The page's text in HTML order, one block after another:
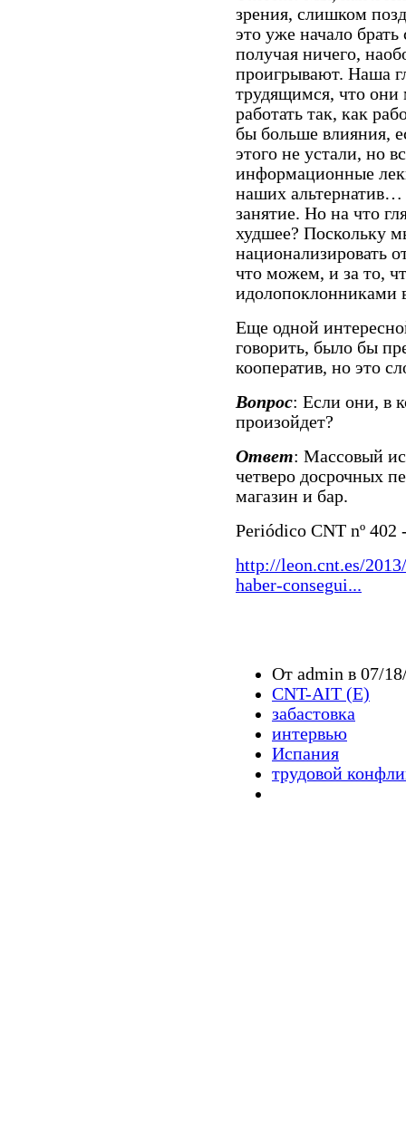
зрения, слишком
это уже начало
получая ничего,
проигрывают. Наша
трудящимся, что они
работать так, как
бы больше влияния,
этого не устали, но
информационные
наших альтернатив…
занятие. Но на что
худшее? Поскольку
национализировать
что можем, и за то,
идолопоклонниками
Еще одной
говорить, было бы
кооператив, но это
Вопрос: Если они, в
произойдет?
Ответ: Массовый
четверо досрочных
магазин и бар.
Periódico CNT nº 402
http://leon.cnt.es/
haber-consegui...
От admin в 07/
CNT-AIT (E)
забастовка
интервью
Испания
трудовой